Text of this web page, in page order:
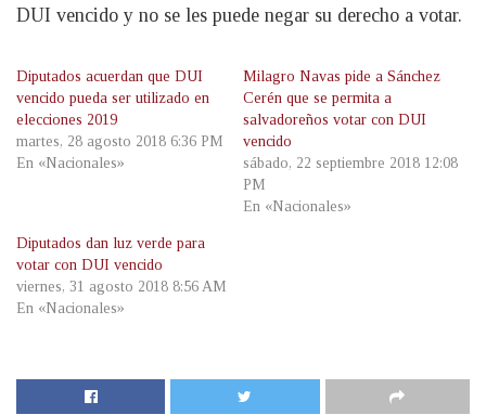
DUI vencido y no se les puede negar su derecho a votar.
Diputados acuerdan que DUI
vencido pueda ser utilizado en
elecciones 2019
martes, 28 agosto 2018 6:36 PM
En «Nacionales»
Milagro Navas pide a Sánchez
Cerén que se permita a
salvadoreños votar con DUI
vencido
sábado, 22 septiembre 2018 12:08
PM
En «Nacionales»
Diputados dan luz verde para
votar con DUI vencido
viernes, 31 agosto 2018 8:56 AM
En «Nacionales»